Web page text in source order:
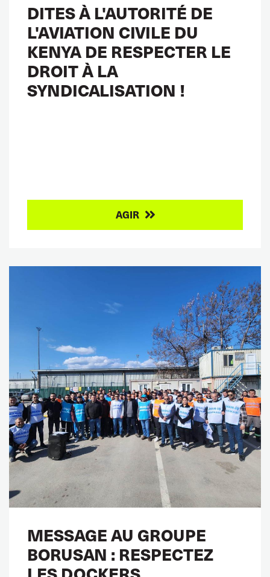
DITES À L'AUTORITÉ DE
L'AVIATION CIVILE DU
KENYA DE RESPECTER LE
DROIT À LA
SYNDICALISATION !
AGIR
MESSAGE AU GROUPE
BORUSAN : RESPECTEZ